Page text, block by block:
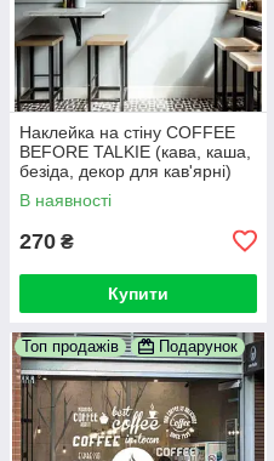
Наклейка на стіну COFFEE
BEFORE TALKIE (кава, каша,
безіда, декор для кав'ярні)
В наявності
270 ₴
Купити
Топ продажів Подарунок